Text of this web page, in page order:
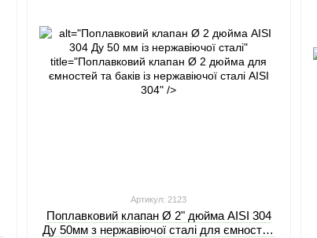
Артикул: 2123
Поплавковий клапан Ø 2" дюйма AISI 304
Ду 50мм з нержавіючої сталі для ємностей